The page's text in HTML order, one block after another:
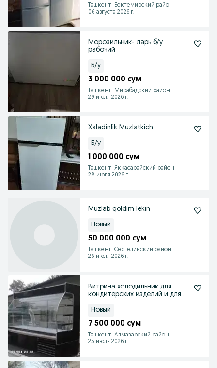
Ташкент, Бектемирский район
06 августа 2026 г.
Морозильник- ларь б/у
рабочий
Б/у
3 000 000 сум
Ташкент, Мирабадский район
29 июля 2026 г.
Xaladinlik Muzlatkich
Б/у
1 000 000 сум
Ташкент, Яккасарайский район
28 июля 2026 г.
Muzlab qoldim lekin
Новый
50 000 000 сум
Ташкент, Сергелийский район
26 июля 2026 г.
Витрина холодильник для
кондитерских изделий и для
Новый
7 500 000 сум
Ташкент, Алмазарский район
25 июля 2026 г.